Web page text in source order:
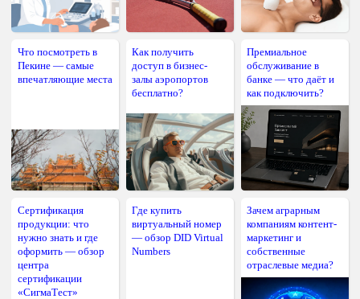
Что посмотреть в
Пекине — самые
впечатляющие места
Как получить
доступ в бизнес-
залы аэропортов
бесплатно?
Премиальное
обслуживание в
банке — что даёт и
как подключить?
Сертификация
продукции: что
нужно знать и где
оформить — обзор
центра
сертификации
«СигмаТест»
Где купить
виртуальный номер
— обзор DID Virtual
Numbers
Зачем аграрным
компаниям контент-
маркетинг и
собственные
отраслевые медиа?